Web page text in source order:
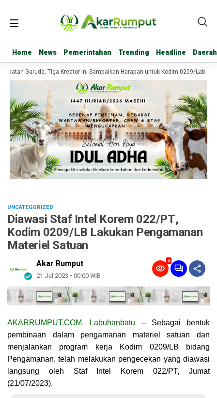
Home News Pemerintahan Trending Headline Daerah
Home News Pemerintahan Trending Headline Daerah
Garuda, Tiga Kreator Ini Sampaikan Harapan untuk Kodim 0209/
UNCATEGORIZED
Diawasi Staf Intel Korem 022/PT,
Kodim 0209/LB Lakukan Pengamanan
Materiel Satuan
Akar Rumput
21 Jul 2023 - 00:00 WIB
4
AKARRUMPUT.COM, Labuhanbatu – Sebagai bentuk
pembinaan dalam pengamanan materiel satuan dan
menjalankan program kerja Kodim 0209/LB bidang
Pengamanan, telah melakukan pengecekan yang diawasi
langsung oleh Staf Intel Korem 022/PT, Jumat
(21/07/2023).